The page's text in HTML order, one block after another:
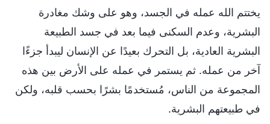
يختتم الله عمله في الجسد، وهو على وشك مغادرة
البشرية، وعدم السكنى فيما بعد في جسد الطبيعة
البشرية العادية، بل التحرك بعيدًا عن الإنسان ليبدأ جزءًا
آخر من عمله. ثم يستمر في عمله على الأرض بين هذه
المجموعة من الناس، مُستخدمًا بشرًا بحسب قلبه، ولكن
في طبيعتهم البشرية.